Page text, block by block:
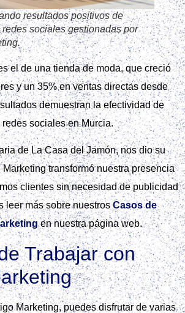
resultados positivos de
sociales gestionadas por
el de una tienda de moda, que creció
y un 35% en ventas directas desde
demuestran la efectividad de
sociales en Murcia.
de La Casa del Jamón, nos dio su
Marketing transformó nuestra presencia
clientes sin necesidad de publicidad
leer más sobre nuestrosCasos de
en nuestra página web.
Trabajar con
Marketing, puedes disfrutar de varias